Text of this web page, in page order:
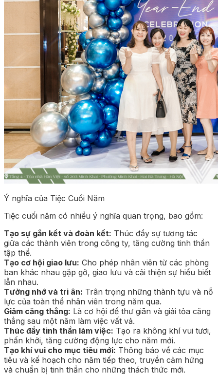
Ý nghĩa của Tiệc Cuối Năm
Tiệc cuối năm có nhiều ý nghĩa quan trọng, bao gồm:
Tạo sự gắn kết và đoàn kết: Thúc đẩy sự tương tác
giữa các thành viên trong công ty, tăng cường tinh thần
tập thể.
Tạo cơ hội giao lưu: Cho phép nhân viên từ các phòng
ban khác nhau gặp gỡ, giao lưu và cải thiện sự hiểu biết
lẫn nhau.
Tưởng nhớ và tri ân: Trân trọng những thành tựu và nỗ
lực của toàn thể nhân viên trong năm qua.
Giảm căng thẳng: Là cơ hội để thư giãn và giải tỏa căng
thẳng sau một năm làm việc vất vả.
Thúc đẩy tinh thần làm việc: Tạo ra không khí vui tươi,
phấn khởi, tăng cường động lực cho năm mới.
Tạo khí vui cho mục tiêu mới: Thông báo về các mục
tiêu và kế hoạch cho năm tiếp theo, truyền cảm hứng
và chuẩn bị tinh thần cho những thách thức mới.